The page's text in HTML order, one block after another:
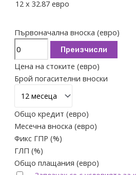
12 x 32.87 евро
Първоначална вноска (евро)
Преизчисли
Цена на стоките (евро)
Брой погасителни вноски
Общо кредит (евро)
Месечна вноска (евро)
Фикс ГПР (%)
ГЛП (%)
Общо плащания (евро)